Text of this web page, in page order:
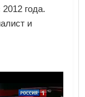
года.
и